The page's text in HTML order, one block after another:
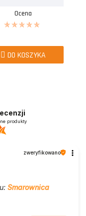
Ocena
DO KOSZYKA
produkty
zweryfikowano
Smarownica